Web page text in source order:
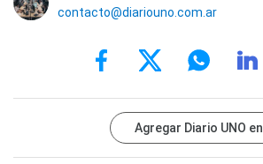
contacto@diariouno.com.ar
Agregar Diario UNO en